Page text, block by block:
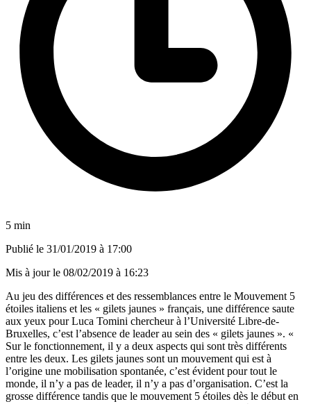
5 min
Publié le 31/01/2019 à 17:00
Mis à jour le 08/02/2019 à 16:23
Au jeu des différences et des ressemblances entre le Mouvement 5
étoiles italiens et les « gilets jaunes » français, une différence saute
aux yeux pour Luca Tomini chercheur à l’Université Libre-de-
Bruxelles, c’est l’absence de leader au sein des « gilets jaunes ». «
Sur le fonctionnement, il y a deux aspects qui sont très différents
entre les deux. Les gilets jaunes sont un mouvement qui est à
l’origine une mobilisation spontanée, c’est évident pour tout le
monde, il n’y a pas de leader, il n’y a pas d’organisation. C’est la
grosse différence tandis que le mouvement 5 étoiles dès le début en